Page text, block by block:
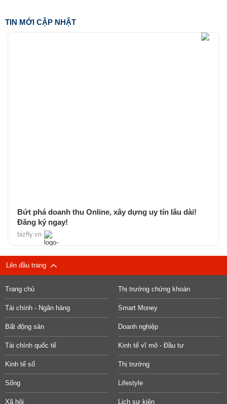
TIN MỚI CẬP NHẬT
Bứt phá doanh thu Online, xây dựng uy tín lâu dài!
Đăng ký ngay!
bizfly.vn
Lên đầu trang
Trang chủ Thị trường chứng khoán
Tài chính - Ngân hàng Smart Money
Bất động sản Doanh nghiệp
Tài chính quốc tế Kinh tế vĩ mô - Đầu tư
Kinh tế số Thị trường
Sống Lifestyle
Xã hội Lịch sự kiện